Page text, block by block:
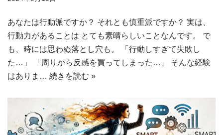
あなたは行動派ですか？ それとも慎重派ですか？ 実は、
行動力があることは とても素晴らしいことなんです。 で
も、時には思わぬ落とし穴も。 「行動しすぎて失敗し
た…」 「周りから反感を買ってしまった…」 そんな経験
はありま… 続きを読む »